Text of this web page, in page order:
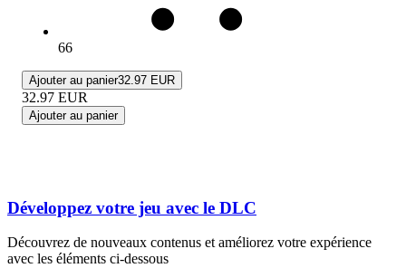
66
Ajouter au panier32.97 EUR
32.97 EUR
Ajouter au panier
Développez votre jeu avec le DLC
Découvrez de nouveaux contenus et améliorez votre expérience
avec les éléments ci-dessous